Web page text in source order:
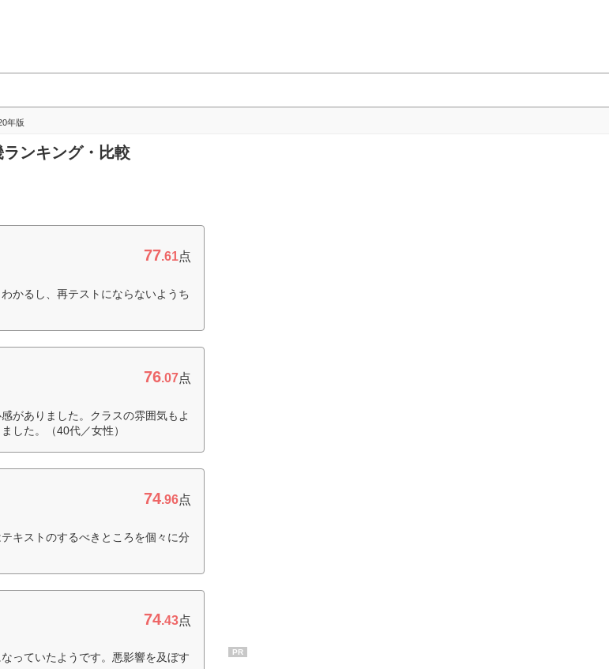
年版
ランキング・比較
77.61点
かるし、再テストにならないようち
76.07点
がありました。クラスの雰囲気もよ
した。（40代／女性）
74.96点
キストのするべきところを個々に分
74.43点
っていたようです。悪影響を及ぼす
PR